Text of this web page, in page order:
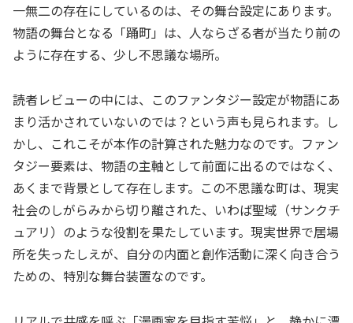
一無二の存在にしているのは、その舞台設定にあります。
物語の舞台となる「踊町」は、人ならざる者が当たり前の
ように存在する、少し不思議な場所。
読者レビューの中には、このファンタジー設定が物語にあ
まり活かされていないのでは？という声も見られます。し
かし、これこそが本作の計算された魅力なのです。ファン
タジー要素は、物語の主軸として前面に出るのではなく、
あくまで背景として存在します。この不思議な町は、現実
社会のしがらみから切り離された、いわば聖域（サンクチ
ュアリ）のような役割を果たしています。現実世界で居場
所を失ったしえが、自分の内面と創作活動に深く向き合う
ための、特別な舞台装置なのです。